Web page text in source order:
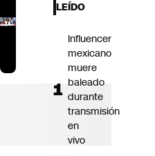
LEÍDO
Influencer
mexicano
muere
baleado
durante
transmisión
en
vivo